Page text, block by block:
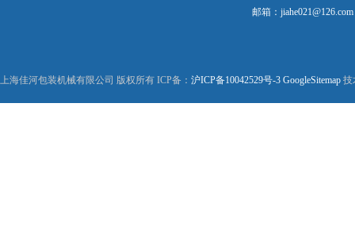
邮箱：jiahe021@126.com
上海佳河包装机械有限公司 版权所有 ICP备： 沪ICP备10042529号-3 GoogleSitemap 技